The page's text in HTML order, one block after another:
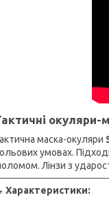
окуляри-
маска-окуляри
умовах.
Лінзи з
Характеристики: